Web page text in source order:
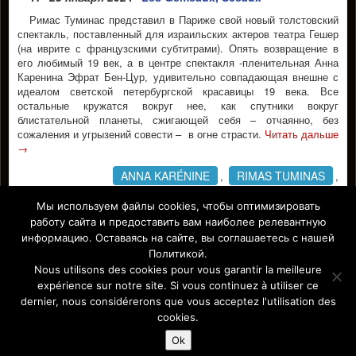
Римас Туминас представил в Париже свой новый толстовский
спектакль, поставленный для израильских актеров театра Гешер
(на иврите с французскими субтитрами). Опять возвращение в
его любимый 19 век, а в центре спектакля -пленительная Анна
Каренина Эфрат Бен-Цур, удивительно совпадающая внешне с
идеалом светской петербургской красавицы 19 века. Все
остальные кружатся вокруг нее, как спутники вокруг
блистательной планеты, сжигающей себя – отчаянно, без
сожаления и угрызений совести – в огне страсти. Читать дальше
→
ANNA KARÉNINE , RIMAS TUMINAS ,
ЛЕВ ТОЛСТОЙ , РИМАС ТУМИНАС
ТЕАТР ГЕШЕР
Affiche Paris-Europe magazine/ Афиша Париж-Европа © 2011-
ous droits réservés/
Mentions légales
Мы используем файлы cookies, чтобы оптимизировать
работу сайта и предоставить вам наиболее релевантную
информацию. Оставаясь на сайте, вы соглашаетесь с нашей
Политикой.
Nous utilisons des cookies pour vous garantir la meilleure
expérience sur notre site. Si vous continuez à utiliser ce
dernier, nous considérerons que vous acceptez l'utilisation des
cookies.
Ok